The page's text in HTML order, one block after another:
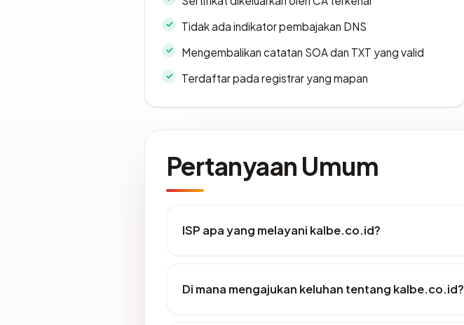
Tidak ada indikator pembajakan DNS
Mengembalikan catatan SOA dan TXT yang valid
Terdaftar pada registrar yang mapan
Pertanyaan Umum
ISP apa yang melayani kalbe.co.id?
Di mana mengajukan keluhan tentang kalbe.co.id?